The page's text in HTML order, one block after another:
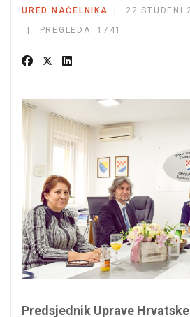
URED NAČELNIKA
22 STUDENI
PREGLEDA: 1741
Predsjednik Uprave